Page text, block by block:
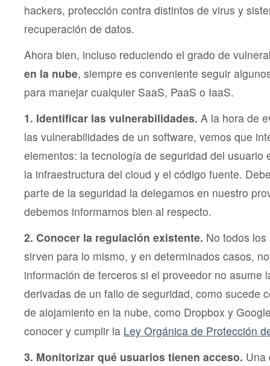
hackers, protección contra distintos de virus y
recuperación de datos.
Ahora bien, incluso reduciendo el grado de
en la nube, siempre es conveniente seguir
para manejar cualquier SaaS, PaaS o IaaS.
1. Identificar las vulnerabilidades. A la hora de
las vulnerabilidades de un software, vemos que
elementos: la tecnología de seguridad del usuario
la infraestructura del cloud y el código fuente.
parte de la seguridad la delegamos en nuestro
debemos informarnos bien al respecto.
2. Conocer la regulación existente. No todos
sirven para lo mismo, y en determinados casos,
información de terceros si el proveedor no asume
derivadas de un fallo de seguridad, como sucede
de alojamiento en la nube, como Dropbox y
conocer y cumplir la Ley Orgánica de Protección
3. Monitorizar qué usuarios tienen acceso. Una